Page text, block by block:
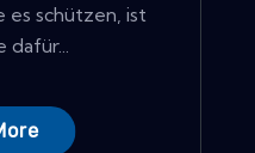
es schützen, ist